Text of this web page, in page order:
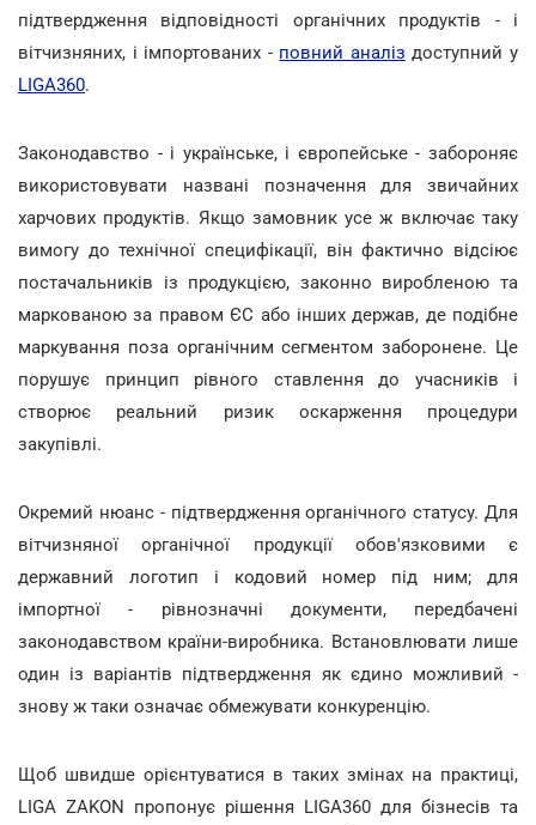
підтвердження відповідності органічних продуктів - і
вітчизняних, і імпортованих - повний аналіз доступний у
LIGA360.
Законодавство - і українське, і європейське - забороняє
використовувати названі позначення для звичайних
харчових продуктів. Якщо замовник усе ж включає таку
вимогу до технічної специфікації, він фактично відсіює
постачальників із продукцією, законно виробленою та
маркованою за правом ЄС або інших держав, де подібне
маркування поза органічним сегментом заборонене. Це
порушує принцип рівного ставлення до учасників і
створює реальний ризик оскарження процедури
закупівлі.
Окремий нюанс - підтвердження органічного статусу. Для
вітчизняної органічної продукції обов'язковими є
державний логотип і кодовий номер під ним; для
імпортної - рівнозначні документи, передбачені
законодавством країни-виробника. Встановлювати лише
один із варіантів підтвердження як єдино можливий -
знову ж таки означає обмежувати конкуренцію.
Щоб швидше орієнтуватися в таких змінах на практиці,
LIGA ZAKON пропонує рішення LIGA360 для бізнесів та